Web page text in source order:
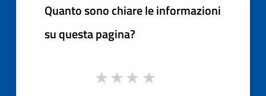
Quanto sono chiare le informazioni
su questa pagina?